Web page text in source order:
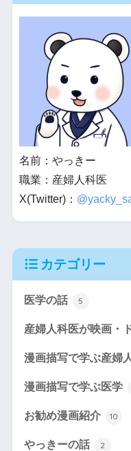
名前：やっきー
職業：産婦人科医
X(Twitter)：
カテゴリー
医学の話 5
産婦人科医が映画・
漫画描写で学ぶ産婦
漫画描写で学ぶ医学
お勧め漫画紹介 10
やっきーの話 2